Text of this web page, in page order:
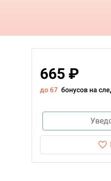
665 ₽
до 67 бонусов на